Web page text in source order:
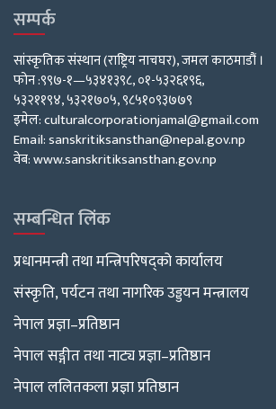
सम्पर्क
सांस्कृतिक संस्थान (राष्ट्रिय नाचघर), जमल काठमाडौं ।
फोन :९९७-१—५३४१३९८, ०१-५३२६१९६,
५३२११९४, ५३२१७०५, ९८५१०९३७७९
इमेल: culturalcorporationjamal@gmail.com
Email: sanskritiksansthan@nepal.gov.np
वेब: www.sanskritiksansthan.gov.np
सम्बन्धित लिंक
प्रधानमन्त्री तथा मन्त्रिपरिषद्को कार्यालय
संस्कृति, पर्यटन तथा नागरिक उड्डयन मन्त्रालय
नेपाल प्रज्ञा–प्रतिष्ठान
नेपाल सङ्गीत तथा नाट्य प्रज्ञा–प्रतिष्ठान
नेपाल ललितकला प्रज्ञा प्रतिष्ठान